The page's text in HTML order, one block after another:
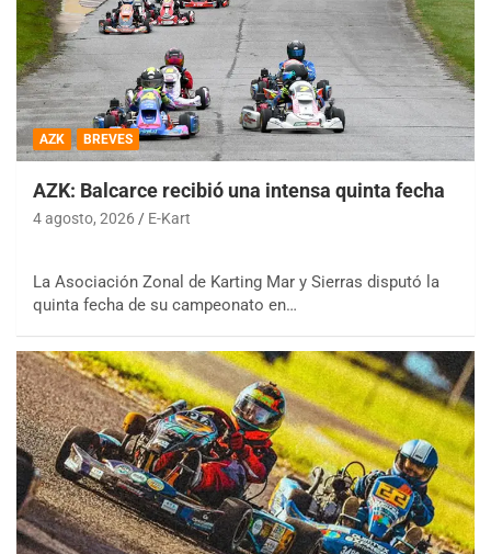
AZK BREVES
AZK: Balcarce recibió una intensa quinta fecha
4 agosto, 2026 E-Kart
La Asociación Zonal de Karting Mar y Sierras disputó la
quinta fecha de su campeonato en…